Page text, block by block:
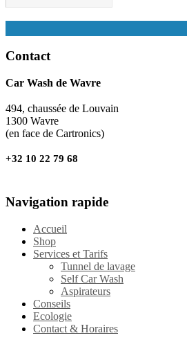
Contact
Car Wash de Wavre
494, chaussée de Louvain
1300 Wavre
(en face de Cartronics)
+32 10 22 79 68
Navigation rapide
Accueil
Shop
Services et Tarifs
Tunnel de lavage
Self Car Wash
Aspirateurs
Conseils
Ecologie
Contact & Horaires